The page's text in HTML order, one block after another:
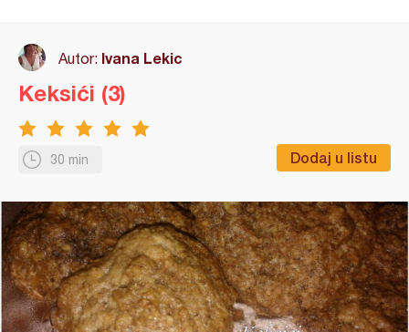
Autor: Ivana Lekic
30 min Dodaj u listu
Keksići (3)